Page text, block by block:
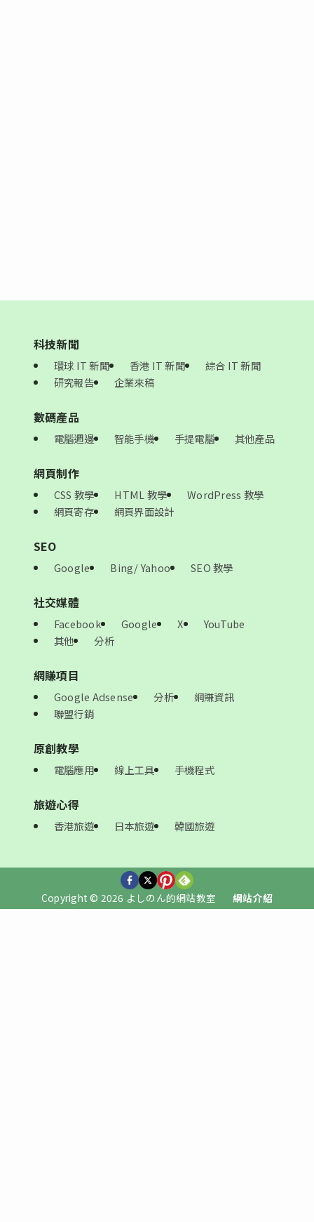
科技新聞
環球 IT 新聞 香港 IT 新聞
綜合 IT 新聞
研究報告
企業來稿
數碼產品
電腦週邊 智能手機 手提電腦 其他產品
網頁制作
CSS 教學 HTML 教學
WordPress 教學
網頁寄存
網頁界面設計
SEO
Google Bing/ Yahoo SEO 教學
社交媒體
Facebook Google X
YouTube
其他
分析
網賺項目
Google Adsense 分析
網賺資訊
聯盟行銷
原創教學
電腦應用 線上工具 手機程式
旅遊心得
香港旅遊 日本旅遊 韓國旅遊
Copyright © 2026 よしのん的網站教室 網站介紹